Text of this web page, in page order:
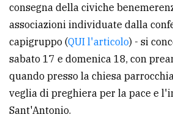
Cerca
per
comune
Ricerca
avanzata
consegna della civiche
associazioni individuate dalla
capigruppo (QUI l'articolo) - si
sabato 17 e domenica 18, con
quando presso la chiesa
veglia di preghiera per la pace e
Sant'Antonio.